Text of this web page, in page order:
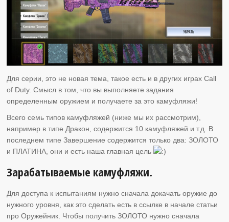
Для серии, это не новая тема, такое есть и в других играх Call
of Duty. Смысл в том, что вы выполняете задания
определенным оружием и получаете за это камуфляжи!
Всего семь типов камуфляжей (ниже мы их рассмотрим),
например в типе Дракон, содержится 10 камуфляжей и т.д. В
последнем типе Завершение содержится только два: ЗОЛОТО
и ПЛАТИНА, они и есть наша главная цель
Зарабатываемые камуфляжи.
Для доступа к испытаниям нужно сначала докачать оружие до
нужного уровня, как это сделать есть в ссылке в начале статьи
про Оружейник. Чтобы получить ЗОЛОТО нужно сначала